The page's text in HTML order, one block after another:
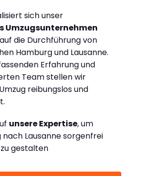
sich unser
Umzugsunternehmen
auf die Durchführung von
Hamburg und Lausanne.
Erfahrung und
Team stellen wir
reibungslos und
unsere Expertise, um
Lausanne sorgenfrei
gestalten